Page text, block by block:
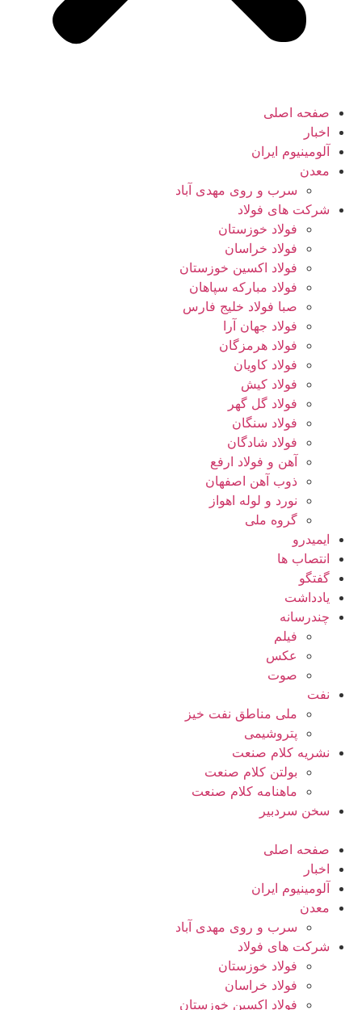
صفحه اصلی
اخبار
آلومینیوم ایران
معدن
سرب و روی مهدی آباد
شرکت های فولاد
فولاد خوزستان
فولاد خراسان
فولاد اکسین خوزستان
فولاد مبارکه سپاهان
صبا فولاد خلیج فارس
فولاد جهان آرا
فولاد هرمزگان
فولاد کاویان
فولاد کیش
فولاد گل گهر
فولاد سنگان
فولاد شادگان
آهن و فولاد ارفع
ذوب آهن اصفهان
نورد و لوله اهواز
گروه ملی
ایمیدرو
انتصاب ها
گفتگو
یادداشت
چندرسانه
فیلم
عکس
صوت
نفت
ملی مناطق نفت خیز
پتروشیمی
نشریه کلام صنعت
بولتن کلام صنعت
ماهنامه کلام صنعت
سخن سردبیر
صفحه اصلی
اخبار
آلومینیوم ایران
معدن
سرب و روی مهدی آباد
شرکت های فولاد
فولاد خوزستان
فولاد خراسان
فولاد اکسین خوزستان